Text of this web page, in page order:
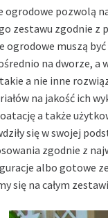
ogrodowe pozwolą
zestawu zgodnie z
ogrodowe muszą
na dworze,
a nie inne
na jakość ich
a także
się w swojej
zgodnie z
albo gotowe
się na całym